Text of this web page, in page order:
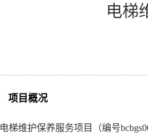
电梯
项目概况
电梯维护保养服务项目（编号